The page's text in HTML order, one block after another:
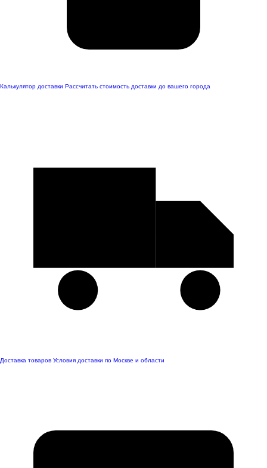
Калькулятор доставки Рассчитать стоимость доставки до вашего города
Доставка товаров Условия доставки по Москве и области